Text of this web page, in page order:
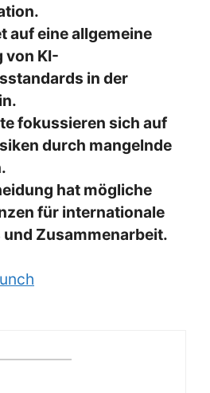
auf eine allgemeine
von KI-
in der
fokussieren sich auf
durch mangelnde
hat mögliche
für internationale
Zusammenarbeit.